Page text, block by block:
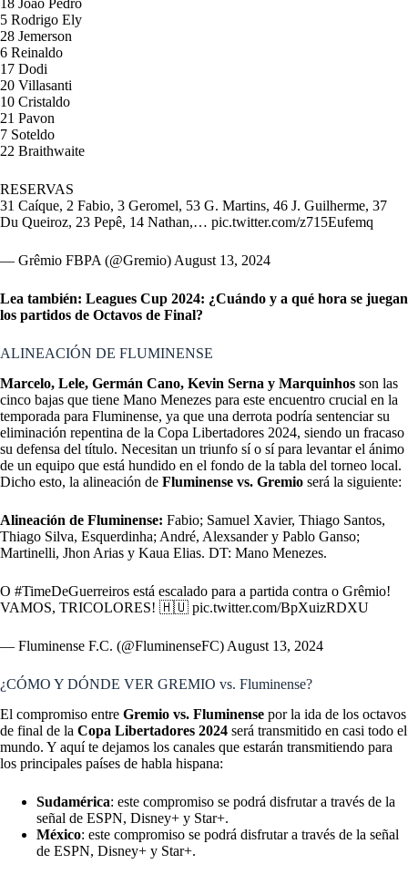
18 João Pedro
5 Rodrigo Ely
28 Jemerson
6 Reinaldo
17 Dodi
20 Villasanti
10 Cristaldo
21 Pavon
7 Soteldo
22 Braithwaite
RESERVAS
31 Caíque, 2 Fabio, 3 Geromel, 53 G. Martins, 46 J. Guilherme, 37
Du Queiroz, 23 Pepê, 14 Nathan,… pic.twitter.com/z715Eufemq
— Grêmio FBPA (@Gremio)August 13, 2024
Lea también: Leagues Cup 2024: ¿Cuándo y a qué hora se juegan
los partidos de Octavos de Final?
ALINEACIÓN DE FLUMINENSE
Marcelo, Lele, Germán Cano, Kevin Serna y Marquinhos son las
cinco bajas que tiene Mano Menezes para este encuentro crucial en la
temporada para Fluminense, ya que una derrota podría sentenciar su
eliminación repentina de la Copa Libertadores 2024, siendo un fracaso
su defensa del título. Necesitan un triunfo sí o sí para levantar el ánimo
de un equipo que está hundido en el fondo de la tabla del torneo local.
Dicho esto, la alineación de Fluminense vs. Gremio será la siguiente:
Alineación de Fluminense: Fabio; Samuel Xavier, Thiago Santos,
Thiago Silva, Esquerdinha; André, Alexsander y Pablo Ganso;
Martinelli, Jhon Arias y Kaua Elias. DT: Mano Menezes.
O #TimeDeGuerreiros está escalado para a partida contra o Grêmio!
VAMOS, TRICOLORES! 🇭🇺 pic.twitter.com/BpXuizRDXU
— Fluminense F.C. (@FluminenseFC) August 13, 2024
¿CÓMO Y DÓNDE VER GREMIO vs. Fluminense?
El compromiso entre Gremio vs. Fluminense por la ida de los octavos
de final de la Copa Libertadores 2024 será transmitido en casi todo el
mundo. Y aquí te dejamos los canales que estarán transmitiendo para
los principales países de habla hispana:
Sudamérica: este compromiso se podrá disfrutar a través de la
señal de ESPN, Disney+ y Star+.
México: este compromiso se podrá disfrutar a través de la señal
de ESPN, Disney+ y Star+.